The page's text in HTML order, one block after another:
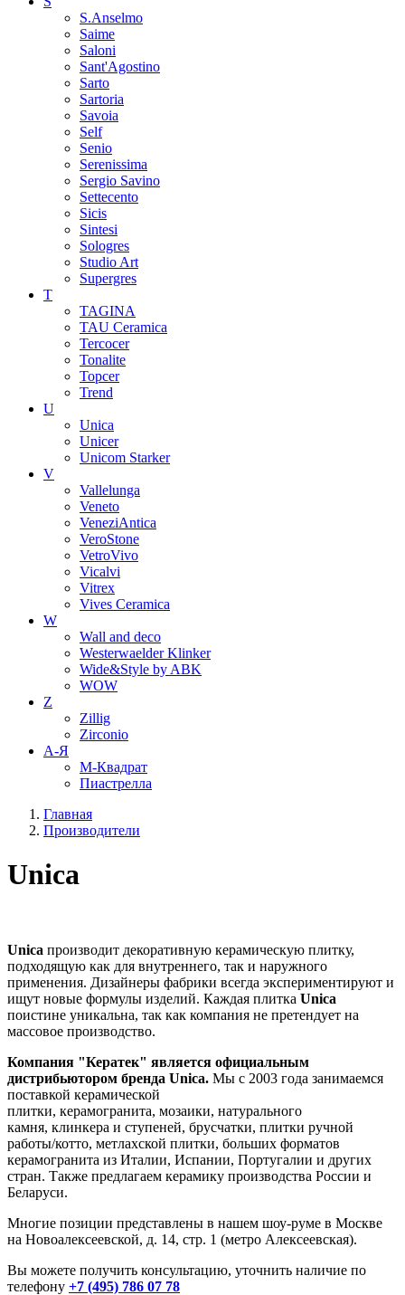
S.Anselmo
Saime
Saloni
Sant'Agostino
Sarto
Sartoria
Savoia
Self
Senio
Serenissima
Sergio Savino
Settecento
Sicis
Sintesi
Sologres
Studio Art
Supergres
T
TAGINA
TAU Ceramica
Tercocer
Tonalite
Topcer
Trend
U
Unica
Unicer
Unicom Starker
V
Vallelunga
Veneto
VeneziAntica
VeroStone
VetroVivo
Vicalvi
Vitrex
Vives Ceramica
W
Wall and deco
Westerwaelder Klinker
Wide&Style by ABK
WOW
Z
Zillig
Zirconio
А-Я
М-Квадрат
Пиастрелла
Главная
Производители
Unica
Unica производит декоративную керамическую плитку,
подходящую как для внутреннего, так и наружного
применения. Дизайнеры фабрики всегда экспериментируют и
ищут новые формулы изделий. Каждая плитка Unica
поистине уникальна, так как компания не претендует на
массовое производство.
Компания "Кератек" является официальным
дистрибьютором бренда Unica. Мы с 2003 года занимаемся
поставкой керамической
плитки, керамогранита, мозаики, натурального
камня, клинкера и ступеней, брусчатки, плитки ручной
работы/котто, метлахской плитки, больших форматов
керамогранита из Италии, Испании, Португалии и других
стран. Также предлагаем керамику производства России и
Беларуси.
Многие позиции представлены в нашем шоу-руме в Москве
на Новоалексеевской, д. 14, стр. 1 (метро Алексеевская).
Вы можете получить консультацию, уточнить наличие по
телефону +7 (495) 786 07 78